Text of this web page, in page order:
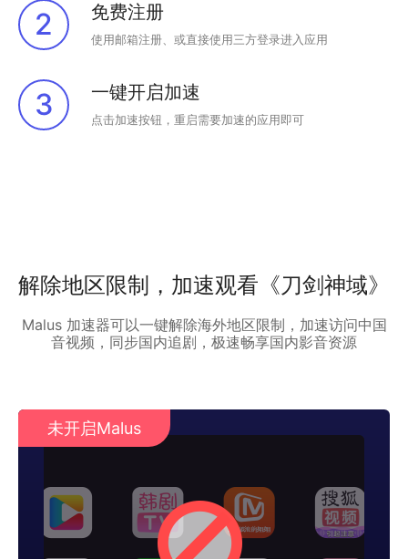
2 免费注册
使用邮箱注册、或直接使用三方登录进入应用
3 一键开启加速
点击加速按钮，重启需要加速的应用即可
解除地区限制，加速观看《刀剑神域》
Malus 加速器可以一键解除海外地区限制，加速访问中国
音视频，同步国内追剧，极速畅享国内影音资源
未开启Malus